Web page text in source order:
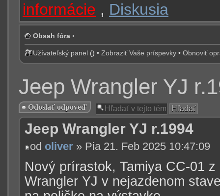
informácie , Diskusia
Obsah fóra ‹
Užívateľský panel () • Zobraziť Vaše príspevky • Obnoviť
Jeep Wrangler YJ
Odoslať odpoveď
Jeep Wrangler YJ r.1994
od oliver » Pia 21. Feb 2025 10:47:09
Nový prírastok, Tamiya CC-01
Wrangler YJ v nejazdenom